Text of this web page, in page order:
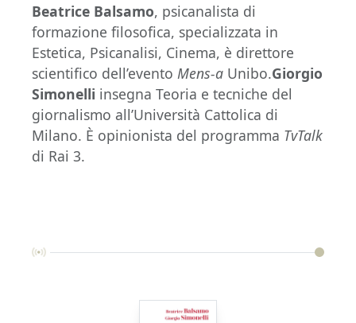
Beatrice Balsamo, psicanalista di
formazione filosofica, specializzata in
Estetica, Psicanalisi, Cinema, è direttore
scientifico dell’evento Mens-a Unibo.Giorgio
Simonelli insegna Teoria e tecniche del
giornalismo all’Università Cattolica di
Milano. È opinionista del programma TvTalk
di Rai 3.